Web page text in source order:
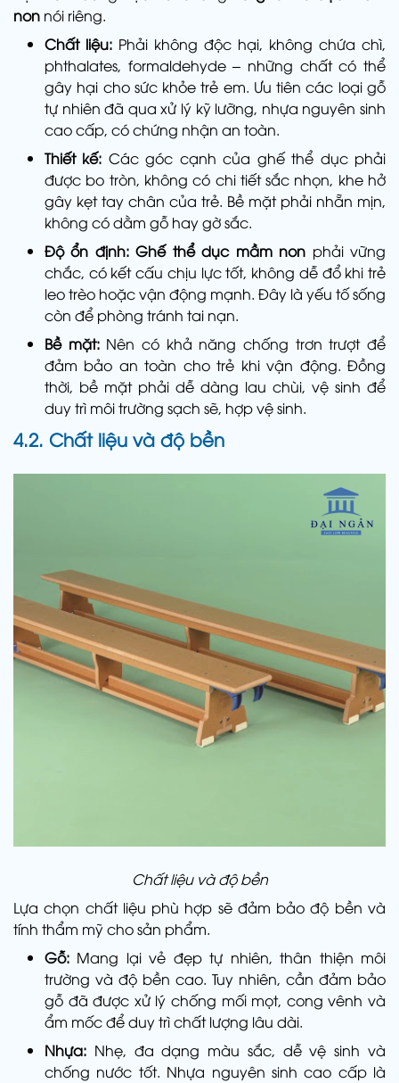
non nói riêng.
Chất liệu: Phải không độc hại, không chứa chì,
phthalates, formaldehyde – những chất có thể
gây hại cho sức khỏe trẻ em. Ưu tiên các loại gỗ
tự nhiên đã qua xử lý kỹ lưỡng, nhựa nguyên sinh
cao cấp, có chứng nhận an toàn.
Thiết kế: Các góc cạnh của ghế thể dục phải
được bo tròn, không có chi tiết sắc nhọn, khe hở
gây kẹt tay chân của trẻ. Bề mặt phải nhẵn mịn,
không có dằm gỗ hay gờ sắc.
Độ ổn định: Ghế thể dục mầm non phải vững
chắc, có kết cấu chịu lực tốt, không dễ đổ khi trẻ
leo trèo hoặc vận động mạnh. Đây là yếu tố sống
còn để phòng tránh tai nạn.
Bề mặt: Nên có khả năng chống trơn trượt để
đảm bảo an toàn cho trẻ khi vận động. Đồng
thời, bề mặt phải dễ dàng lau chùi, vệ sinh để
duy trì môi trường sạch sẽ, hợp vệ sinh.
4.2. Chất liệu và độ bền
Chất liệu và độ bền
Lựa chọn chất liệu phù hợp sẽ đảm bảo độ bền và
tính thẩm mỹ cho sản phẩm.
Gỗ: Mang lại vẻ đẹp tự nhiên, thân thiện môi
trường và độ bền cao. Tuy nhiên, cần đảm bảo
gỗ đã được xử lý chống mối mọt, cong vênh và
ẩm mốc để duy trì chất lượng lâu dài.
Nhựa: Nhẹ, đa dạng màu sắc, dễ vệ sinh và
chống nước tốt. Nhựa nguyên sinh cao cấp là